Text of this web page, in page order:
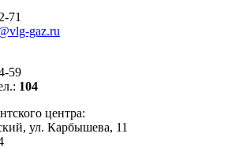
71
gaz.ru
59
104
центра:
ул. Карбышева, 11